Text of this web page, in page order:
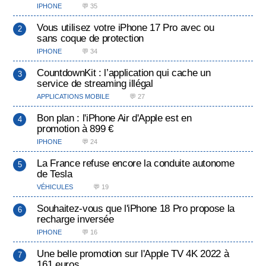
IPHONE 💬 35
Vous utilisez votre iPhone 17 Pro avec ou
sans coque de protection
IPHONE 💬 34
CountdownKit : l’application qui cache un
service de streaming illégal
APPLICATIONS MOBILE 💬 27
Bon plan : l'iPhone Air d'Apple est en
promotion à 899 €
IPHONE 💬 24
La France refuse encore la conduite autonome
de Tesla
VÉHICULES 💬 19
Souhaitez-vous que l'iPhone 18 Pro propose la
recharge inversée
IPHONE 💬 16
Une belle promotion sur l'Apple TV 4K 2022 à